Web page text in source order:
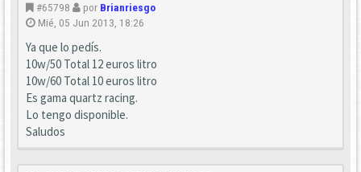
#65798 por Brianriesgo
Mié, 05 Jun 2013, 18:26
Ya que lo pedís.
10w/50 Total 12 euros litro
10w/60 Total 10 euros litro
Es gama quartz racing.
Lo tengo disponible.
Saludos